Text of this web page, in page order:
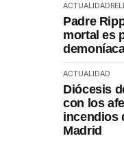
ACTUALIDAD
Padre
mortal es
ACTUALIDAD
Diócesis
con los
incendios
Madrid